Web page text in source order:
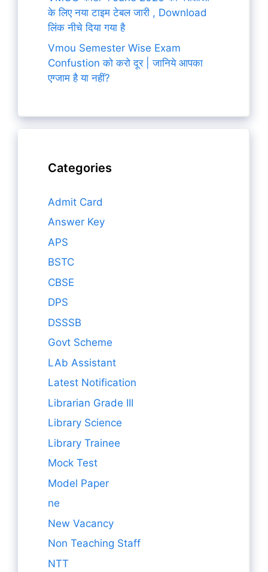
के लिए नया टाइम टेबल जारी , Download
लिंक नीचे दिया गया है
Vmou Semester Wise Exam
Confustion को करो दूर | जानिये आपका
एग्जाम है या नहीं?
Categories
Admit Card
Answer Key
APS
BSTC
CBSE
DPS
DSSSB
Govt Scheme
LAb Assistant
Latest Notification
Librarian Grade III
Library Science
Library Trainee
Mock Test
Model Paper
ne
New Vacancy
Non Teaching Staff
NTT